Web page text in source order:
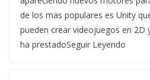
de los mas populares es Unity
pueden crear videojuegos en 2D
ha prestadoSeguir Leyendo